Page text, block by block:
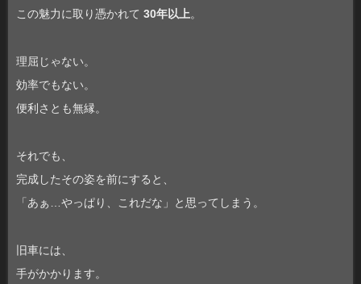
この魅力に取り憑かれて 30年以上。
理屈じゃない。
効率でもない。
便利さとも無縁。
それでも、
完成したその姿を前にすると、
「あぁ…やっぱり、これだな」と思ってしまう。
旧車には、
手がかかります。